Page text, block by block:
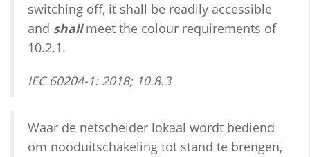
switching off, it shall be readily accessible
and shallmeet the colour requirements of
10.2.1.
IEC 60204-1: 2018; 10.8.3
Waar de netscheider lokaal wordt bediend
om nooduitschakeling tot stand te brengen,